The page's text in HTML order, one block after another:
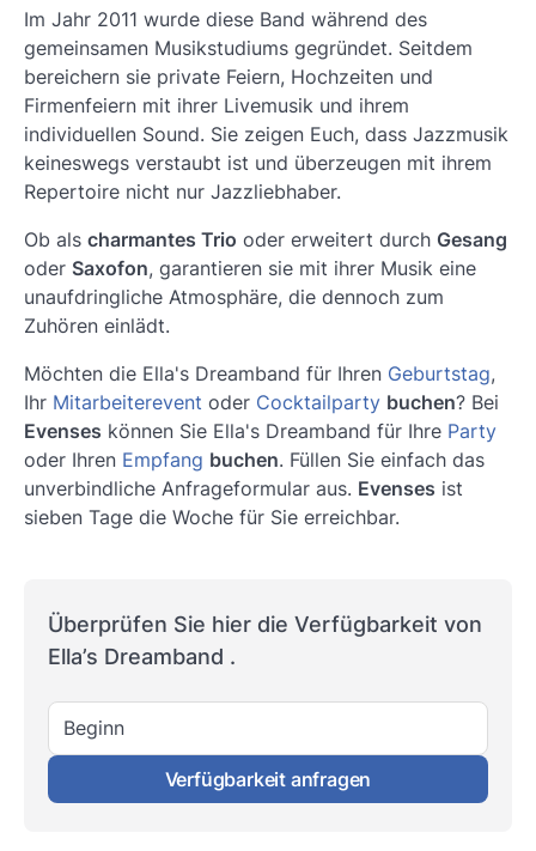
Im Jahr 2011 wurde diese Band während des
gemeinsamen Musikstudiums gegründet. Seitdem
bereichern sie private Feiern, Hochzeiten und
Firmenfeiern mit ihrer Livemusik und ihrem
individuellen Sound. Sie zeigen Euch, dass Jazzmusik
keineswegs verstaubt ist und überzeugen mit ihrem
Repertoire nicht nur Jazzliebhaber.
Ob als charmantes Trio oder erweitert durch Gesang
oder Saxofon, garantieren sie mit ihrer Musik eine
unaufdringliche Atmosphäre, die dennoch zum
Zuhören einlädt.
Möchten die Ella's Dreamband für Ihren Geburtstag,
Ihr Mitarbeiterevent oder Cocktailparty buchen? Bei
Evenses können Sie Ella's Dreamband für Ihre Party
oder Ihren Empfang buchen. Füllen Sie einfach das
unverbindliche Anfrageformular aus. Evenses ist
sieben Tage die Woche für Sie erreichbar.
Überprüfen Sie hier die Verfügbarkeit von
Ella’s Dreamband .
Beginn
Verfügbarkeit anfragen